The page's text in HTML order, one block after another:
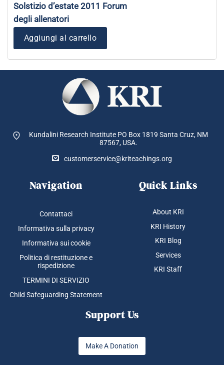
Solstizio d’estate 2011 Forum
degli allenatori
Aggiungi al carrello
Kundalini Research Institute PO Box 1819 Santa Cruz, NM
87567, USA.
customerservice@kriteachings.org
Navigation
Contattaci
Informativa sulla privacy
Informativa sui cookie
Politica di restituzione e
rispedizione
TERMINI DI SERVIZIO
Child Safeguarding Statement
Quick Links
About KRI
KRI History
KRI Blog
Services
KRI Staff
Support Us
Make A Donation